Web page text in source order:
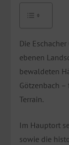
Die
ebenen
bewaldeten
Götzenbach
Terrain.
Im Hauptort
sowie die